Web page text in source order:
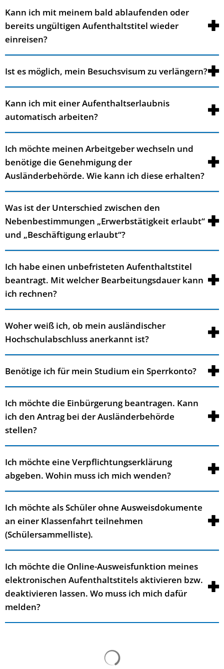
Kann ich mit meinem bald ablaufenden oder
bereits ungültigen Aufenthaltstitel wieder
einreisen?
Ist es möglich, mein Besuchsvisum zu verlängern?
Kann ich mit einer Aufenthaltserlaubnis
automatisch arbeiten?
Ich möchte meinen Arbeitgeber wechseln und
benötige die Genehmigung der
Ausländerbehörde. Wie kann ich diese erhalten?
Was ist der Unterschied zwischen den
Nebenbestimmungen „Erwerbstätigkeit erlaubt“
und „Beschäftigung erlaubt“?
Ich habe einen unbefristeten Aufenthaltstitel
beantragt. Mit welcher Bearbeitungsdauer kann
ich rechnen?
Woher weiß ich, ob mein ausländischer
Hochschulabschluss anerkannt ist?
Benötige ich für mein Studium ein Sperrkonto?
Ich möchte die Einbürgerung beantragen. Kann
ich den Antrag bei der Ausländerbehörde
stellen?
Ich möchte eine Verpflichtungserklärung
abgeben. Wohin muss ich mich wenden?
Ich möchte als Schüler ohne Ausweisdokumente
an einer Klassenfahrt teilnehmen
(Schülersammelliste).
Ich möchte die Online-Ausweisfunktion meines
elektronischen Aufenthaltstitels aktivieren bzw.
deaktivieren lassen. Wo muss ich mich dafür
melden?